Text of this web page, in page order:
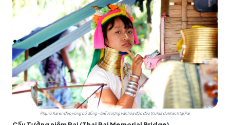
Phụ nữ Karen đeo vòng cổ đồng – biểu tượng văn hóa độc đáo thu hút du khách tại Pai